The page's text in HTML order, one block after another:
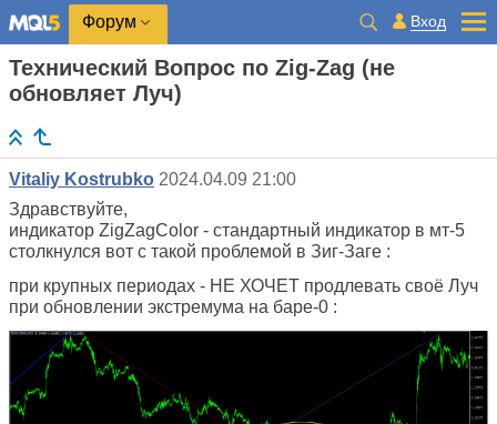
Форум Вход
Технический Вопрос по Zig-Zag (не
обновляет Луч)
Vitaliy Kostrubko 2024.04.09 21:00
Здравствуйте,
индикатор ZigZagColor - стандартный индикатор в мт-5
столкнулся вот с такой проблемой в Зиг-Заге :
при крупных периодах - НЕ ХОЧЕТ продлевать своё Луч
при обновлении экстремума на баре-0 :